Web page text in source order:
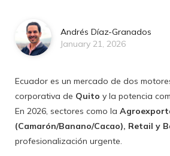
Andrés Díaz-Granados
January 21, 2026
Ecuador es un mercado de dos
corporativa de Quito y la potencia
En 2026, sectores como la
(Camarón/Banano/Cacao), Retail y
profesionalización urgente.